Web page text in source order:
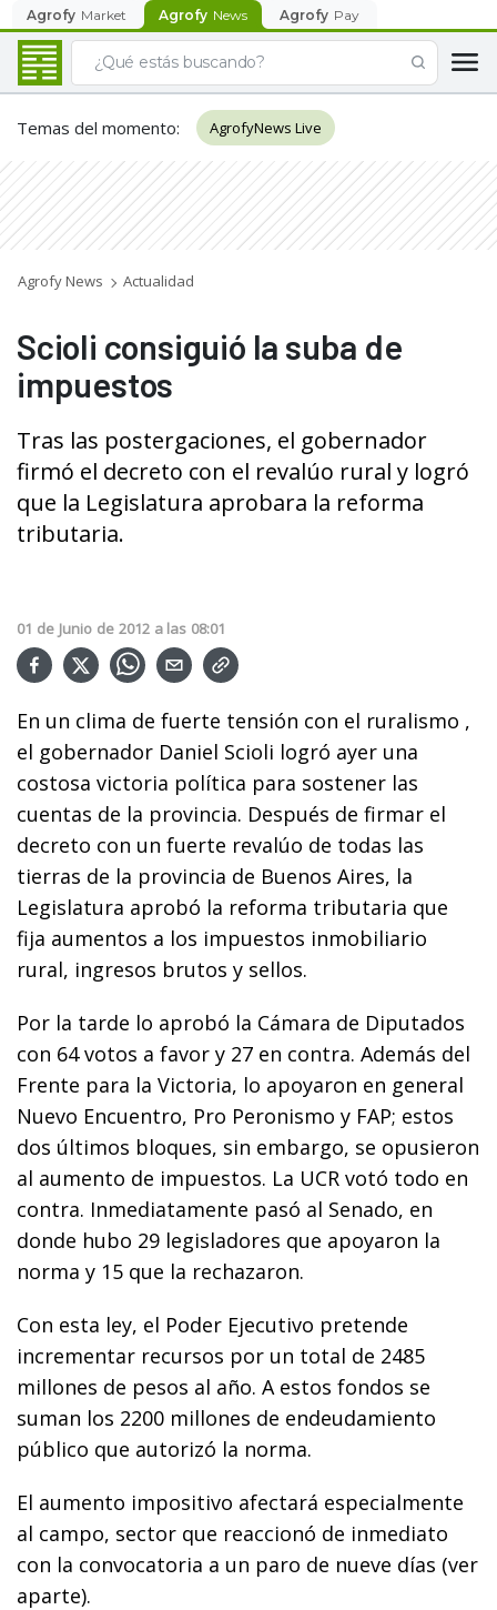
Agrofy Market Agrofy News Agrofy Pay
Temas del momento: AgrofyNews Live
Agrofy News Actualidad
Scioli consiguió la suba de
impuestos
Tras las postergaciones, el gobernador
firmó el decreto con el revalúo rural y logró
que la Legislatura aprobara la reforma
tributaria.
01 de Junio de 2012 a las 08:01
En un clima de fuerte tensión con el ruralismo ,
el gobernador Daniel Scioli logró ayer una
costosa victoria política para sostener las
cuentas de la provincia. Después de firmar el
decreto con un fuerte revalúo de todas las
tierras de la provincia de Buenos Aires, la
Legislatura aprobó la reforma tributaria que
fija aumentos a los impuestos inmobiliario
rural, ingresos brutos y sellos.
Por la tarde lo aprobó la Cámara de Diputados
con 64 votos a favor y 27 en contra. Además del
Frente para la Victoria, lo apoyaron en general
Nuevo Encuentro, Pro Peronismo y FAP; estos
dos últimos bloques, sin embargo, se opusieron
al aumento de impuestos. La UCR votó todo en
contra. Inmediatamente pasó al Senado, en
donde hubo 29 legisladores que apoyaron la
norma y 15 que la rechazaron.
Con esta ley, el Poder Ejecutivo pretende
incrementar recursos por un total de 2485
millones de pesos al año. A estos fondos se
suman los 2200 millones de endeudamiento
público que autorizó la norma.
El aumento impositivo afectará especialmente
al campo, sector que reaccionó de inmediato
con la convocatoria a un paro de nueve días (ver
aparte).